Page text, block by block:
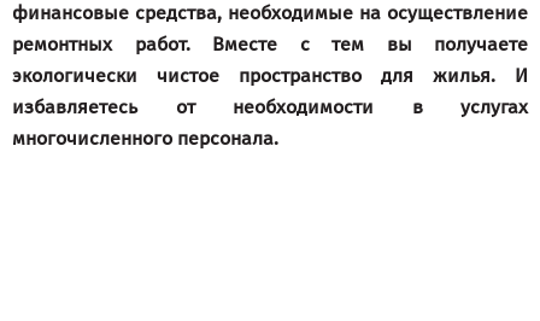
финансовые средства, необходимые на осуществление
ремонтных работ. Вместе с тем вы получаете
экологически чистое пространство для жилья. И
избавляетесь от необходимости в услугах
многочисленного персонала.